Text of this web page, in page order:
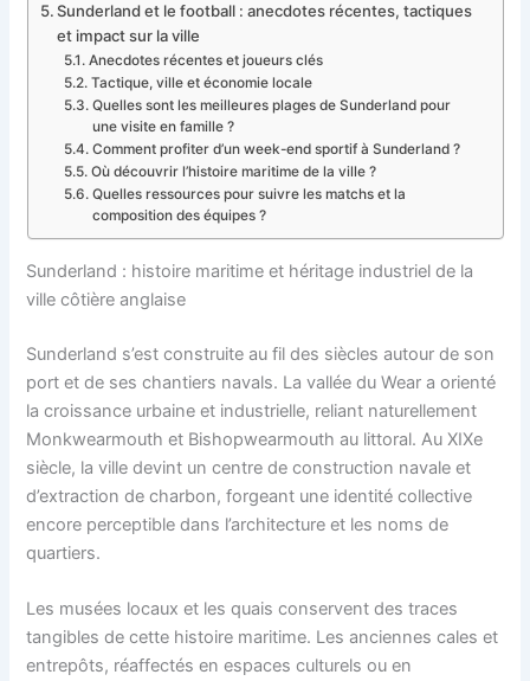
Sunderland et le football : anecdotes récentes, tactiques
et impact sur la ville
Anecdotes récentes et joueurs clés
Tactique, ville et économie locale
Quelles sont les meilleures plages de Sunderland pour
une visite en famille ?
Comment profiter d’un week-end sportif à Sunderland ?
Où découvrir l’histoire maritime de la ville ?
Quelles ressources pour suivre les matchs et la
composition des équipes ?
Sunderland : histoire maritime et héritage industriel de la
ville côtière anglaise
Sunderland s’est construite au fil des siècles autour de son
port et de ses chantiers navals. La vallée du Wear a orienté
la croissance urbaine et industrielle, reliant naturellement
Monkwearmouth et Bishopwearmouth au littoral. Au XIXe
siècle, la ville devint un centre de construction navale et
d’extraction de charbon, forgeant une identité collective
encore perceptible dans l’architecture et les noms de
quartiers.
Les musées locaux et les quais conservent des traces
tangibles de cette histoire maritime. Les anciennes cales et
entrepôts, réaffectés en espaces culturels ou en